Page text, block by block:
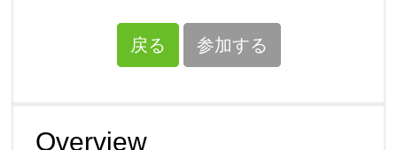
戻る 参加する
Overview